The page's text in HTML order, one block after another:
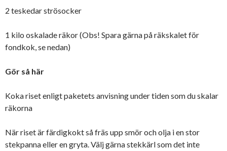
2 teskedar strösocker
1 kilo oskalade räkor (Obs! Spara gärna på räkskalet för
fondkok, se nedan)
Gör så här
Koka riset enligt paketets anvisning under tiden som du skalar
räkorna
När riset är färdigkokt så fräs upp smör och olja i en stor
stekpanna eller en gryta. Välj gärna stekkärl som det inte